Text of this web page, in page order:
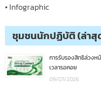
• Infographic
ชุมชนนักปฏิบัติ (ล่าสุ
การรับรองสิทธิล่วงห
เวลารอคอย
09/07/2026